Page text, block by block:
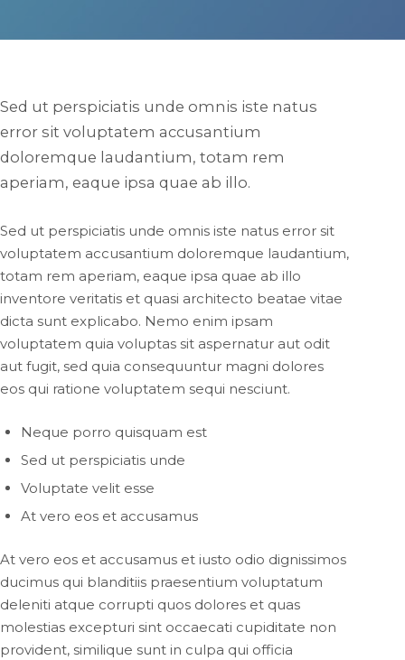
Sed ut perspiciatis unde omnis iste natus
error sit voluptatem accusantium
doloremque laudantium, totam rem
aperiam, eaque ipsa quae ab illo.
Sed ut perspiciatis unde omnis iste natus error sit
voluptatem accusantium doloremque laudantium,
totam rem aperiam, eaque ipsa quae ab illo
inventore veritatis et quasi architecto beatae vitae
dicta sunt explicabo. Nemo enim ipsam
voluptatem quia voluptas sit aspernatur aut odit
aut fugit, sed quia consequuntur magni dolores
eos qui ratione voluptatem sequi nesciunt.
Neque porro quisquam est
Sed ut perspiciatis unde
Voluptate velit esse
At vero eos et accusamus
At vero eos et accusamus et iusto odio dignissimos
ducimus qui blanditiis praesentium voluptatum
deleniti atque corrupti quos dolores et quas
molestias excepturi sint occaecati cupiditate non
provident, similique sunt in culpa qui officia